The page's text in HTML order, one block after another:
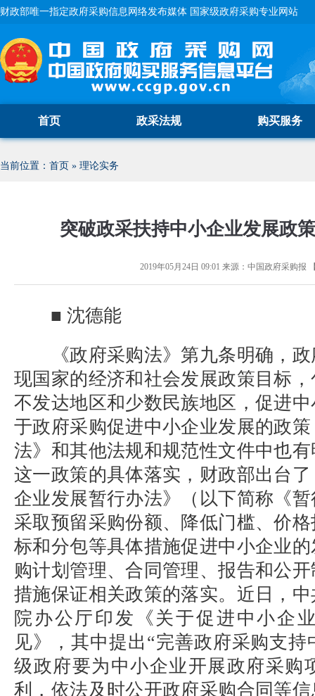
财政部唯一指定政府采购信息网络发布媒体 国家级政府采购专业网站
首页 政采法规 购买服务
当前位置： 首页 » 理论实务
突破政采扶持中小企业发展政
2019年05月24日 09:01 来源： 中国政府采购报
■ 沈德能
《政府采购法》第九条明确，
现国家的经济和社会发展政策目标
不发达地区和少数民族地区，促进
于政府采购促进中小企业发展的政
法》和其他法规和规范性文件中也
这一政策的具体落实，财政部出台
企业发展暂行办法》（以下简称《
采取预留采购份额、降低门槛、价
标和分包等具体措施促进中小企业
购计划管理、合同管理、报告和公
措施保证相关政策的落实。近日，
院办公厅印发《关于促进中小企
见》，其中提出 “完善政府采购支
级政府要为中小企业开展政府采购
利，依法及时公开政府采购合同等